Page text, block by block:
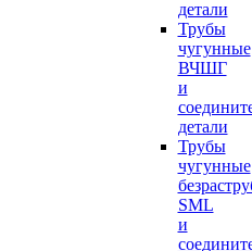
детали
Трубы
чугунные
ВЧШГ
и
детали
Трубы
чугунные
SML
и